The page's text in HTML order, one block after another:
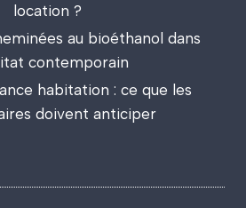
location ?
au bioéthanol dans
contemporain
habitation : ce que les
doivent anticiper